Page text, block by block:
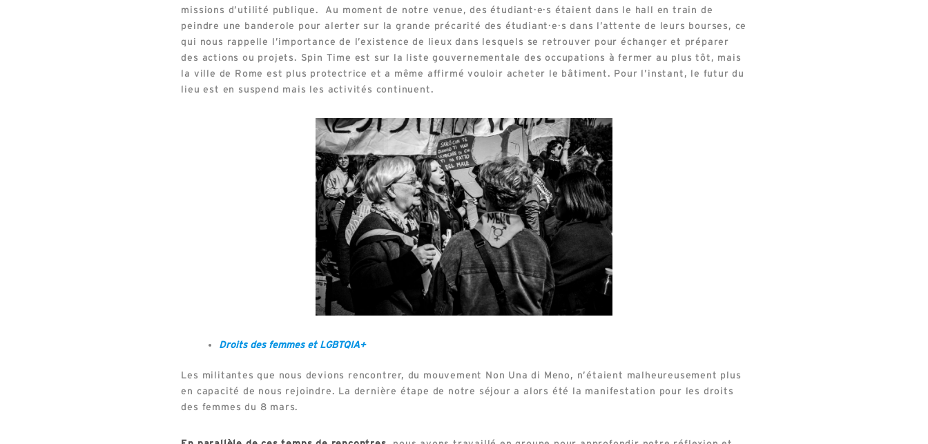
missions d’utilité publique. Au moment de notre venue, des étudiant·e·s étaient dans le hall en train de
peindre une banderole pour alerter sur la grande précarité des étudiant·e·s dans l’attente de leurs bourses, ce
qui nous rappelle l’importance de l’existence de lieux dans lesquels se retrouver pour échanger et préparer
des actions ou projets. Spin Time est sur la liste gouvernementale des occupations à fermer au plus tôt, mais
la ville de Rome est plus protectrice et a même affirmé vouloir acheter le bâtiment. Pour l’instant, le futur du
lieu est en suspend mais les activités continuent.
Droits des femmes et LGBTQIA+
Les militantes que nous devions rencontrer, du mouvement Non Una di Meno, n’étaient malheureusement plus
en capacité de nous rejoindre. La dernière étape de notre séjour a alors été la manifestation pour les droits
des femmes du 8 mars.